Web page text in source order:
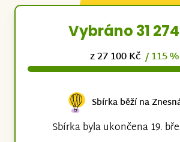
Vybráno 31
z 27 100 Kč / 115 %
Sbírka běží na
Sbírka byla ukončena 19.